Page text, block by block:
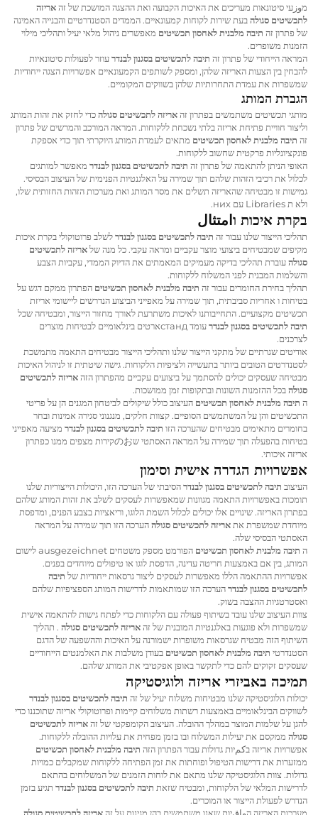
מوزעי סיטונאות מעריכים את האיכות הקבועה ואת ההצגה המושכת של זהאריזה
לתכשיטים סגולהבעת שירות לקוחות קמעונאיים. הממדים הסטנדרטיים והבנייה האמינה
של פתרון זה תיבה מלבנית לאחסון תכשיטים מאפשרים ניהול מלאי יעיל ותהליכי מילוי
הזמנות משופרים.
המראה הייחודי של פתרון זה תיבה לתכשיטים בסגנון לבנדרעוזר לפעולות סיטונאיות
להבחין בין הצעות האריזה שלהן, ומספק לשותפים הקמעונאיים אפשרויות הצגה ייחודיות
שמשפרות את עמדת התחרותיות שלהן בשווקים המקומיים.
הגברת המותג
מותגי תכשיטים משתמשים בפתרון זהאריזה לתכשיטים סגולהכדי לחזק את זהות המותג
וליצור חוויית פתיחת אריזה בלתי נשכחת ללקוחות. המראה המורכב והמרשים של פתרון
זה תיבה מלבנית לאחסון תכשיטים מתאים לעמדת המותג היוקרתי תוך כדי אספקת
פונקציונליות פרקטית שחשוב ללקוחות.
האופי הניתן להתאמה של פתרון זה תיבה לתכשיטים בסגנון לבנדר מאפשר למותגים
לכלול את רכיבי הזהות שלהם תוך שמירה על האלגנטיות הפנימית של העיצוב הבסיסי.
גמישות זו מבטיחה שהאריזה תשלים את מסר המותג ואת מערכות הזהות החזותית שלו,
ולא ת Libraries עם них.
בקרת איכות וامتثال
תהליכי הייצור שלנו עבור זה תיבה לתכשיטים בסגנון לבנדרלשלב פרוטוקולי בקרת איכות
מקיפים שמבטיחים ביצועי מוצר עקביים ומראה עקבי. כל מנה שלאריזה לתכשיטים
סגולהעוברת תהליכי בדיקה מעמיקים המאמתים את הדיוק הממדי, עקביות הצבע
והשלמות המבנית לפני המשלוח ללקוחות.
תהליך בחירת החומרים עבור זה תיבה מלבנית לאחסון תכשיטים הפתרון ממקם דגש על
בטיחות ו אחריות סביבתית, תוך שמירה על מאפייני הביצוע הנדרשים ליישומי אריזת
תכשיטים מקצועיים. התחייבותנו לאיכות משתרעת לאורך מחזור הייצור, ומבטיחה שכל
תיבה לתכשיטים בסגנון לבנדר
עומד стандארטים בינלאומיים לבטיחות מוצרים
לצרכנים.
אודיטים שגרתיים של מתקני הייצור שלנו ותהליכי הייצור מבטיחים התאמה מתמשכת
לסטנדרטים הטובים ביותר בתעשייה ולציפיות הלקוחות. גישה שיטתית זו לניהול האיכות
מבטיחה שעסקים יכולים להסתמך על ביצועים עקביים מהפתרון הזהאריזה לתכשיטים
סגולהבכל ההזמנות השונות ובתקופות זמן ממושכות.
ה תיבה מלבנית לאחסון תכשיטים העיצוב כולל שיקולים לביטחון המגנים הן על פריטי
התכשיטים והן על המשתמשים הסופיים. קצוות חלקים, מנגנוני סגירה אמינות ובחר
בחומרים מתאימים מבטיחים שהערכה הזו תיבה לתכשיטים בסגנון לבנדר מציעה מאפייני
בטיחות בהפעלה תוך שמירה על המראה האסתטי שのおקירות מצפים ממנו כפתרון
אריזה איכותי.
אפשרויות הגדרה אישית וסימון
העיצוב תיבה לתכשיטים בסגנון לבנדרהסיבתי של הערכה הזו, היכולות הייצוריות שלנו
תומכות באפשרויות התאמה מגוונות שמאפשרות לעסקים לשלב את זהות המותג שלהם
בפתרון האריזה. שינויים אלו יכולים לכלול השמת הלוגו, וריאציות בצבע הפנים, ומדפסת
מיוחדת שמשפרת את אריזה לתכשיטים סגולההערכה הזו תוך שמירה על המראה
האסתטי הבסיסי שלה.
ה תיבה מלבנית לאחסון תכשיטים
הפורמט מספק משטחים ausgezeichnet לישום
המותג, בין אם באמצעות חריטה עדינה, הדפסת לוגו או טיפולים מיוחדים בפנים.
אפשרויות ההתאמה הללו מאפשרות לעסקים ליצור גרסאות ייחודיות של תיבה
לתכשיטים בסגנון לבנדרהערכה הזו שמותאמות לדרישות המותג הספציפיות שלהם
ואסטרטגיות ההצבה בשוק.
צוות העיצוב שלנו עובד בשיתוף פעולה עם הלקוחות כדי לפתח גישות להתאמה אישית
שמשפרות ולא פוגעות באלגנטיות המובנית של זהאריזה לתכשיטים סגולה . תהליך
השיתוף הזה מבטיח שגרסאות משופרות ישמורנה על האיכות וההשפעה של הדגם
הסטנדרטי תיבה מלבנית לאחסון תכשיטים בעודן משלבות את האלמנטים הייחודיים
שעסקים זקוקים להם כדי לתקשר באופן אפקטיבי את המותג שלהם.
תמיכה באביזרי אריזה ולוגיסטיקה
יכולות הלוגיסטיקה שלנו מבטיחות משלוח יעיל של זה תיבה לתכשיטים בסגנון לבנדר
לשווקים הבינלאומיים באמצעות רשתות משלוחים קיימות ופרוטוקולי אריזה שתוכננו כדי
להגן על שלמות המוצר במהלך ההובלה. העיצוב הקומפקטי של זהאריזה לתכשיטים
סגולה ממקסם את יעילות המשלוח ובו בזמן מפחית את עלויות ההובלה ללקוחות.
אפשרויות אריזה בكمיות גדולות עבור הפתרון הזה תיבה מלבנית לאחסון תכשיטים
ממזערות את דרישות הטיפול ופוחתות את זמן הפתיחה ללקוחות שמקבלים כמויות
גדולות. צוות הלוגיסטיקה שלנו מתאם את לוחות הזמנים של המשלוחים בהתאם
לדרישות המלאי של הלקוחות, ומבטיח שזאת תיבה לתכשיטים בסגנון לבנדר תגיע בזמן
הנדרש לפעולת הייצור או המוכרים.